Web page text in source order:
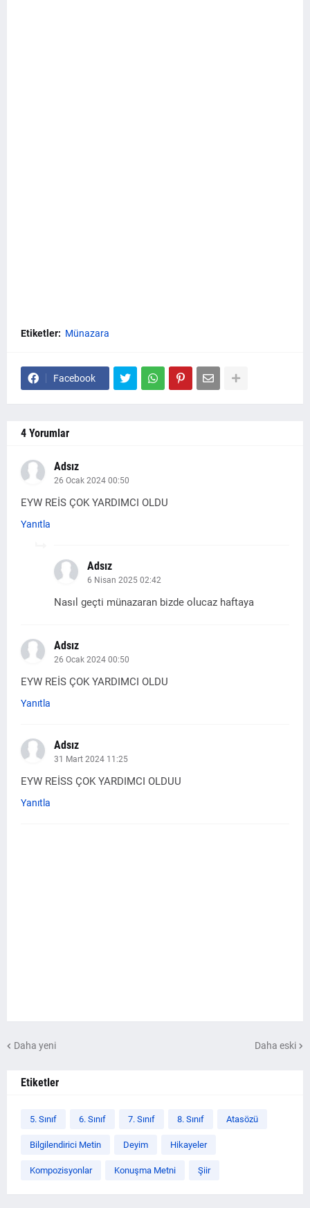
Etiketler: Münazara
Facebook
4 Yorumlar
Adsız
26 Ocak 2024 00:50
EYW REİS ÇOK YARDIMCI OLDU
Yanıtla
Adsız
6 Nisan 2025 02:42
Nasıl geçti münazaran bizde olucaz haftaya
Adsız
26 Ocak 2024 00:50
EYW REİS ÇOK YARDIMCI OLDU
Yanıtla
Adsız
31 Mart 2024 11:25
EYW REİSS ÇOK YARDIMCI OLDUU
Yanıtla
Daha yeni Daha eski
Etiketler
5. Sınıf 6. Sınıf 7. Sınıf 8. Sınıf Atasözü
Bilgilendirici Metin Deyim Hikayeler
Kompozisyonlar Konuşma Metni Şiir